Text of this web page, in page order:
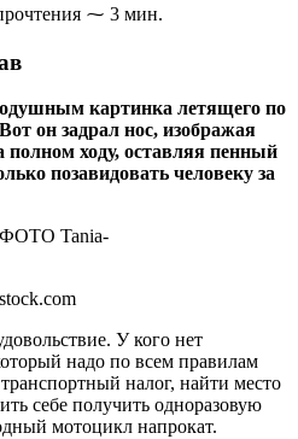
⁓ 3 мин.
картинка летящего по
он задрал нос, изображая
полном ходу, оставляя пенный
позавидовать человеку за
У кого нет
надо по всем правилам
налог, найти место
себе получить одноразовую
мотоцикл напрокат.